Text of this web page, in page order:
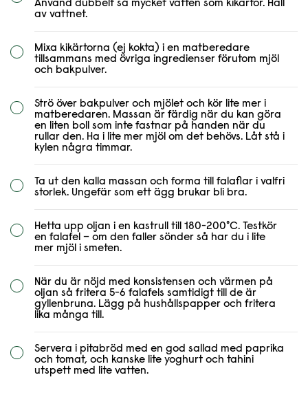
Använd dubbelt så mycket vatten som kikärtor. Häll
av vattnet.
Mixa kikärtorna (ej kokta) i en matberedare
tillsammans med övriga ingredienser förutom mjöl
och bakpulver.
Strö över bakpulver och mjölet och kör lite mer i
matberedaren. Massan är färdig när du kan göra
en liten boll som inte fastnar på handen när du
rullar den. Ha i lite mer mjöl om det behövs. Låt stå i
kylen några timmar.
Ta ut den kalla massan och forma till falaflar i valfri
storlek. Ungefär som ett ägg brukar bli bra.
Hetta upp oljan i en kastrull till 180-200°C. Testkör
en falafel – om den faller sönder så har du i lite
mer mjöl i smeten.
När du är nöjd med konsistensen och värmen på
oljan så fritera 5-6 falafels samtidigt till de är
gyllenbruna. Lägg på hushållspapper och fritera
lika många till.
Servera i pitabröd med en god sallad med paprika
och tomat, och kanske lite yoghurt och tahini
utspett med lite vatten.